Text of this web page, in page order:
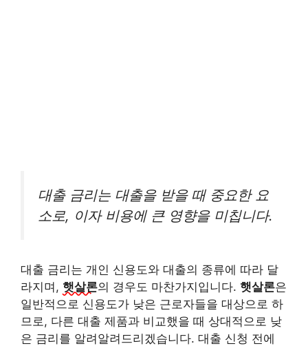
대출 금리는 대출을 받을 때 중요한 요
소로, 이자 비용에 큰 영향을 미칩니다.
대출 금리는 개인 신용도와 대출의 종류에 따라 달
라지며, 햇살론의 경우도 마찬가지입니다. 햇살론은
일반적으로 신용도가 낮은 근로자들을 대상으로 하
므로, 다른 대출 제품과 비교했을 때 상대적으로 낮
은 금리를 알려알려드리겠습니다. 대출 신청 전에